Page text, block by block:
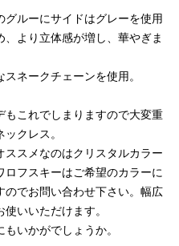
グルーにサイドはグレーを使用
、より立体感が増し、華やぎま
スネークチェーンを使用。
もこれでしまりますので大変重
クレス。
ススメなのはクリスタルカラー
ロフスキーはご希望のカラーに
のでお問い合わせ下さい。幅広
使いいただけます。
もいかがでしょうか。